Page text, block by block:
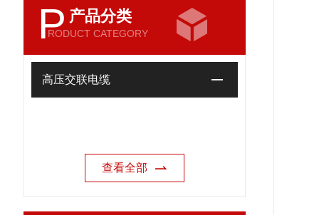
P 产品分类
RODUCT CATEGORY
高压交联电缆
查看全部